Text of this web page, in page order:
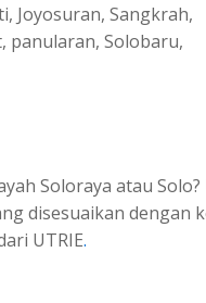
Joyosuran, Sangkrah,
panularan, Solobaru,
Soloraya atau Solo?
disesuaikan dengan
UTRIE.